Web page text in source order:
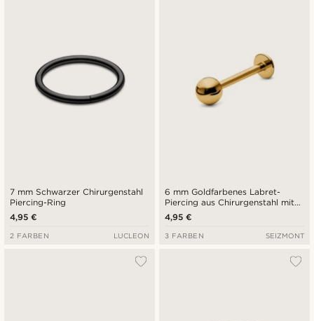
7 mm Schwarzer Chirurgenstahl
Piercing-Ring
4,95 €
2 FARBEN LUCLEON
6 mm Goldfarbenes Labret-
Piercing aus Chirurgenstahl mit
Kugelspitze
4,95 €
3 FARBEN SEIZMONT